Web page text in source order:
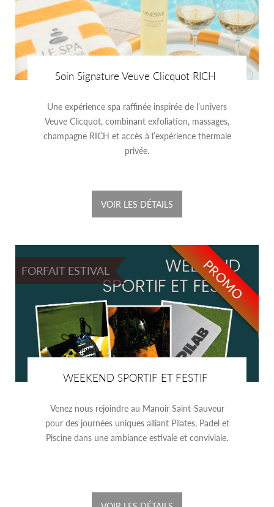
Soin Signature Veuve Clicquot RICH
Une expérience spa raffinée inspirée de l’univers
Veuve Clicquot, combinant exfoliation, massages,
champagne RICH et accès à l’expérience thermale
privée.
VOIR LES DÉTAILS
PROMO
FORFAIT ESTIVAL
WEEKEND SPORTIF ET FESTIF
Venez nous rejoindre au Manoir Saint-Sauveur
pour des journées uniques alliant Pilates, Padel et
Piscine dans une ambiance estivale et conviviale.